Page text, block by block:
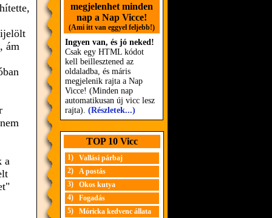
ám
a
megjelenhet minden
nap a Nap Vicce!
(Ami itt van eggyel feljebb!)
Ingyen van, és jó neked!
Csak egy HTML kódot
kell beillesztened az
oldaladba, és máris
megjelenik rajta a Nap
Vicce! (Minden nap
automatikusan új vicc lesz
rajta). (Részletek...)
TOP 10 Vicc
1)
Vallási párbaj
2)
A postás
3)
Okos kutya
4)
Fogadás
5)
Móricka kedvenc állata